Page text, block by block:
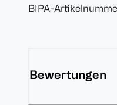
BIPA-
Bewertungen